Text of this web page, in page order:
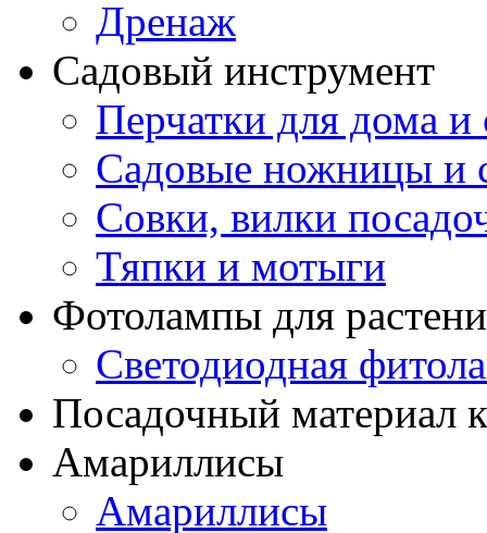
Дренаж
Садовый инструмент
Перчатки для дома и
Садовые ножницы и
Совки, вилки
Тяпки и мотыги
Фотолампы для
Светодиодная
Посадочный материал
Амариллисы
Амариллисы